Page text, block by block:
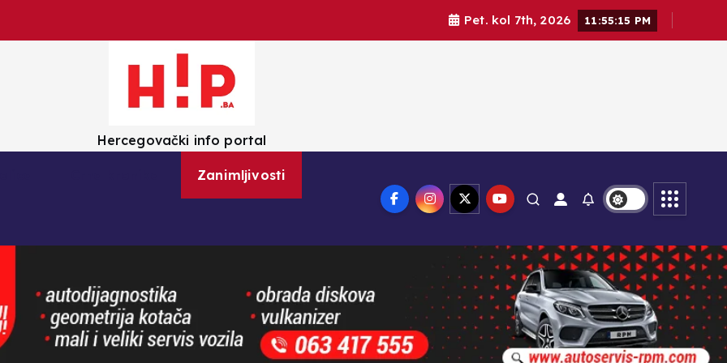
Pet. kol 7th, 2026 11:55:16 PM
Hercegovački info portal
Zanimljivosti